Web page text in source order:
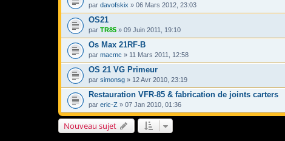
par davofskix » 06 Mars 2012, 23:03
OS21
par TR85 » 09 Juin 2011, 19:10
Os Max 21RF-B
par macmc » 11 Mars 2011, 12:58
OS 21 VG Primeur
par simonsg » 12 Avr 2010, 23:19
Restauration VFR-85 & fabrication de joints carters
par eric-Z » 07 Jan 2010, 01:36
Nouveau sujet